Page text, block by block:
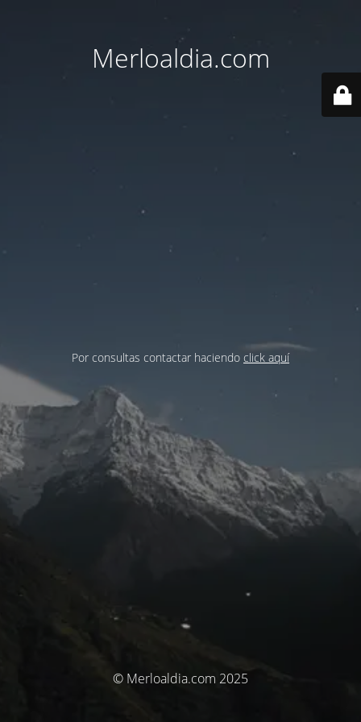
Merloaldia.com
Por consultas contactar haciendo click aquí
© Merloaldia.com 2025